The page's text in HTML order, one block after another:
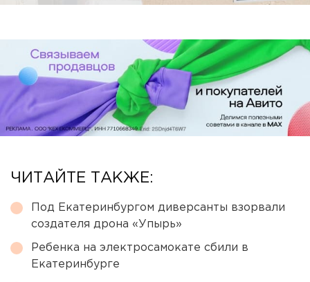
ЧИТАЙТЕ ТАКЖЕ:
Под Екатеринбургом диверсанты взорвали
создателя дрона «Упырь»
Ребенка на электросамокате сбили в
Екатеринбурге